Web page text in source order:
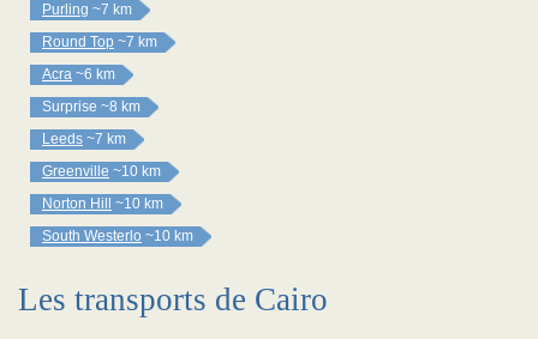
Purling ~7 km
Round Top ~7 km
Acra ~6 km
Surprise ~8 km
Leeds ~7 km
Greenville ~10 km
Norton Hill
~10 km
South Westerlo ~10 km
Les transports de Cairo